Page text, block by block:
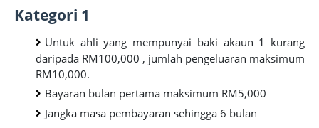
Kategori 1
Untuk ahli yang mempunyai baki akaun 1 kurang
daripada RM100,000 , jumlah pengeluaran maksimum
RM10,000.
Bayaran bulan pertama maksimum RM5,000
Jangka masa pembayaran sehingga 6 bulan